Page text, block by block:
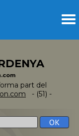
part del
- (51) -